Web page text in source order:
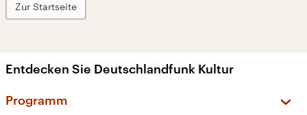
Zur Startseite
Entdecken Sie Deutschlandfunk Kultur
Programm